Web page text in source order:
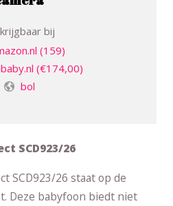
bij
(159)
(€174,00)
bol
SCD923/26
SCD923/26 staat op de
Deze babyfoon biedt niet